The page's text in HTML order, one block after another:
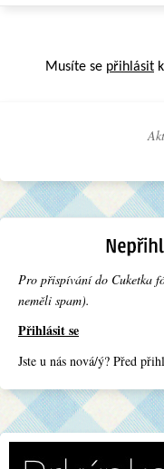
Musíte se přihlásit
Pro přispívání do Cuketka
neměli spam).
Přihlásit se
Jste u nás nová/ý? Před